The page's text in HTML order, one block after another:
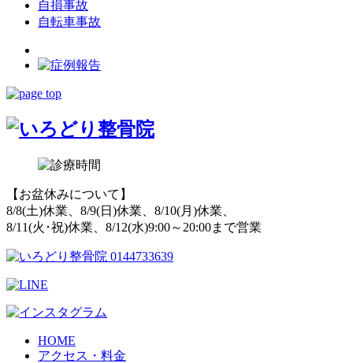
自損事故
自転車事故
【お盆休みについて】
8/8(土)休業、8/9(日)休業、8/10(月)休業、
8/11(火･祝)休業、8/12(水)9:00～20:00まで営業
HOME
アクセス・料金